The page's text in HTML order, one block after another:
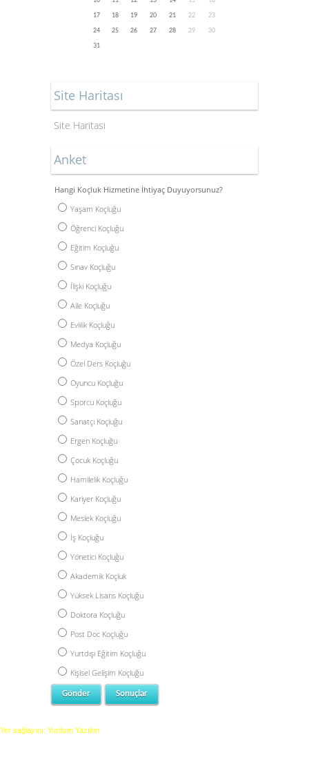
17
18 19 20 21 22
23
24
25 26 27 28 29
30
31
Site Haritası
Site Haritası
Anket
Hangi Koçluk Hizmetine İhtiyaç Duyuyorsunuz?
Yaşam Koçluğu
Öğrenci Koçluğu
Eğitim Koçluğu
Sınav Koçluğu
İlişki Koçluğu
Aile Koçluğu
Evlilik Koçluğu
Medya Koçluğu
Özel Ders Koçluğu
Oyuncu Koçluğu
Sporcu Koçluğu
Sanatçı Koçluğu
Ergen Koçluğu
Çocuk Koçluğu
Hamilelik Koçluğu
Kariyer Koçluğu
Meslek Koçluğu
İş Koçluğu
Yönetici Koçluğu
Akademik Koçluk
Yüksek Lisans Koçluğu
Doktora Koçluğu
Post Doc Koçluğu
Yurtdışı Eğitim Koçluğu
Kişisel Gelişim Koçluğu
Yer sağlayıcı: Yurdum Yazılım